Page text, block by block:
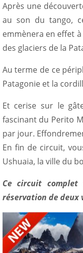
Après une
au son du tango,
emmènera en effet
des glaciers de la
Au terme de ce
Patagonie et la
Et cerise sur le
fascinant du Perito
par jour.
En fin de circuit,
Ushuaia, la ville du
Ce circuit
réservation de deux